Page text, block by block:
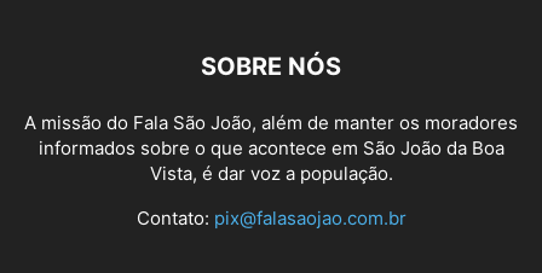
SOBRE NÓS
A missão do Fala São João, além de manter os moradores
informados sobre o que acontece em São João da Boa
Vista, é dar voz a população.
Contato: pix@falasaojao.com.br